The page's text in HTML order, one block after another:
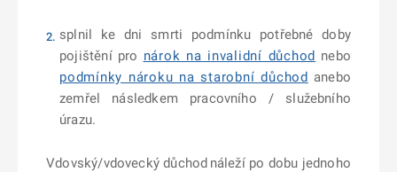
splnil ke dni smrti podmínku potřebné doby
pojištění pro nárok na invalidní důchod nebo
podmínky nároku na starobní důchod anebo
zemřel následkem pracovního / služebního
úrazu.
Vdovský/vdovecký důchod náleží po dobu jednoho